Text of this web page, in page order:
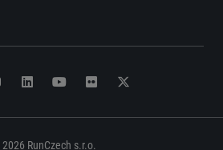
RunCzech s.r.o.